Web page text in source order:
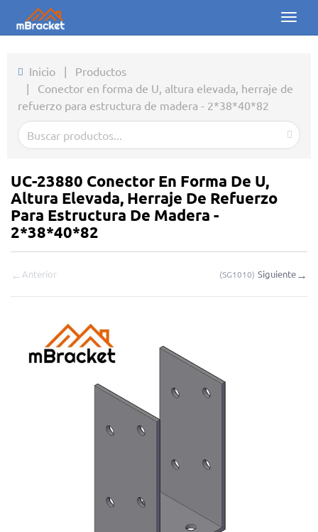
Toggle
Productos
Sobre nosotros
Contacto
Consulta en línea
Mis consultas
Inicio | Productos
| Conector en forma de U, altura elevada, herraje de
refuerzo para estructura de madera - 2*38*40*82
UC-23880 Conector En Forma De U,
Altura Elevada, Herraje De Refuerzo
Para Estructura De Madera -
2*38*40*82
← Anterior (SG1010) Siguiente→